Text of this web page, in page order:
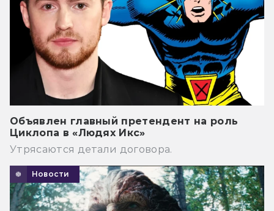
Объявлен главный претендент на роль
Циклопа в «Людях Икс»
Утрясаются детали договора.
Новости